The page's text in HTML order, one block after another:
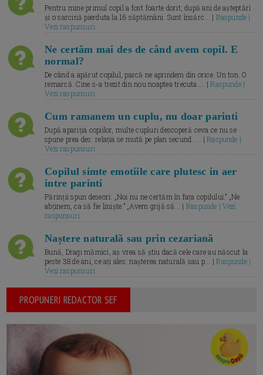
Pentru mine primul copil a fost foarte dorit, după ani de așteptări
și o sarcină pierduta la 16 săptămâni. Sunt însărc... | Raspunde |
Vezi raspunsuri
Ne certăm mai des de când avem copil. E
normal?
De când a apărut copilul, parcă ne aprindem din orice. Un ton. O
remarcă. Cine s-a trezit din nou noaptea trecuta.... |Raspunde |
Vezi raspunsuri
Cum ramanem un cuplu, nu doar parinti
După apariția copiilor, multe cupluri descoperă ceva ce nu se
spune prea des: relația se mută pe plan secund. ... |Raspunde |
Vezi raspunsuri
Copilul simte emotiile care plutesc in aer
intre parinti
Părinții spun deseori: „Noi nu ne certăm în fața copilului.” „Ne
abținem, ca să fie liniște.” „Avem grijă să... | Raspunde | Vezi
raspunsuri
Naștere naturală sau prin cezariană
Bună, Dragi mămici, aș vrea să știu dacă cele care au născut la
peste 38 de ani, ce ați ales: nașterea naturală sau p... |Raspunde |
Vezi raspunsuri
PROPUNERI REDACTOR SEF